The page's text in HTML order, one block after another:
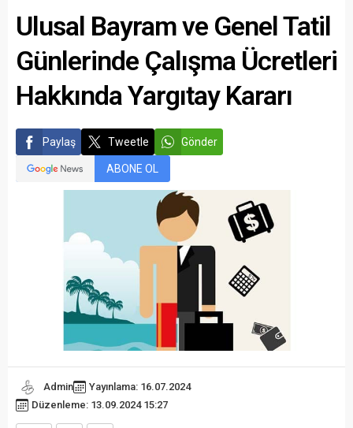
Ulusal Bayram ve Genel Tatil
Günlerinde Çalışma Ücretleri
Hakkında Yargıtay Kararı
Paylaş Tweetle Gönder
ABONE OL
Admin
Yayınlama: 16.07.2024
Düzenleme: 13.09.2024 15:27